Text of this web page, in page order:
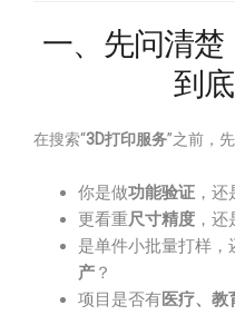
一、先问清楚
到
在搜索“3D打印服务”之前，
你是做功能验证 ，
更看重尺寸精度 ，还
是单件小批量打样，
产 ？
项目是否有医疗、教